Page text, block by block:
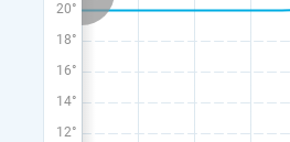
20°
18°
16°
14°
12°